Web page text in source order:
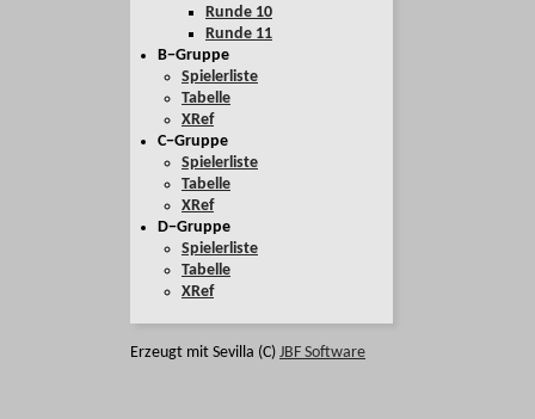
Runde 10
Runde 11
B−Gruppe
Spielerliste
Tabelle
XRef
C−Gruppe
Spielerliste
Tabelle
XRef
D−Gruppe
Spielerliste
Tabelle
XRef
Erzeugt mit Sevilla (C) JBF Software